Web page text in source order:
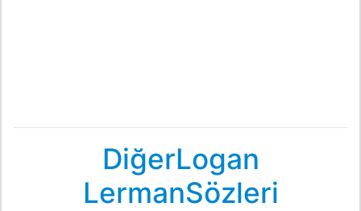
DiğerLogan
LermanSözleri